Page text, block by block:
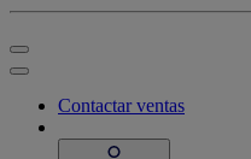
Contactar ventas